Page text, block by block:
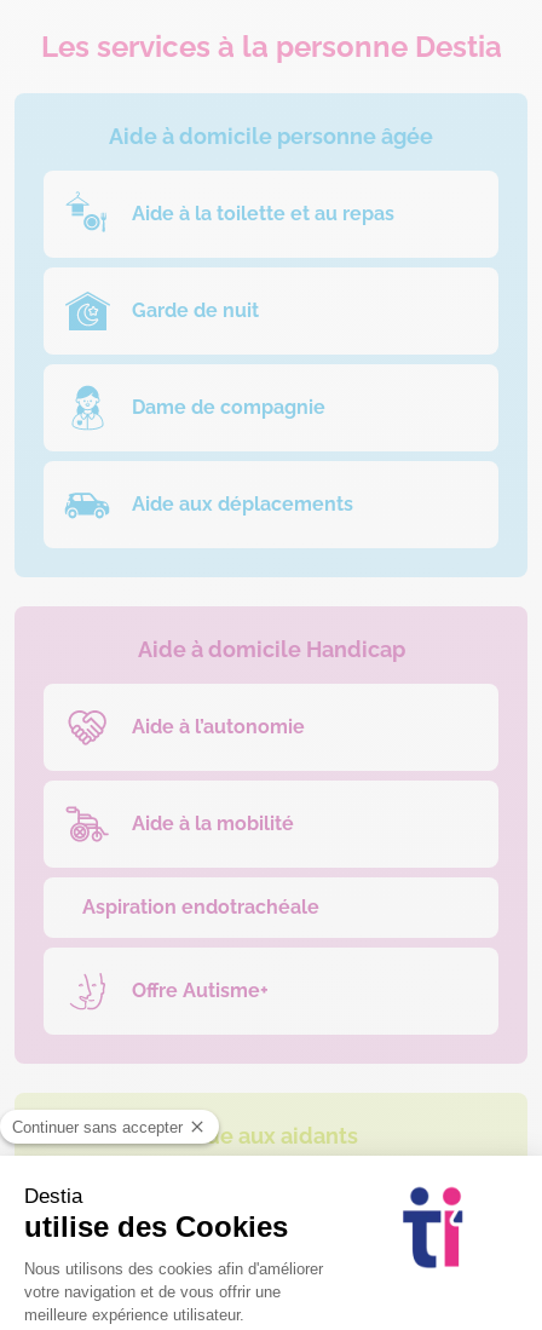
Les services à la personne Destia
Aide à domicile personne âgée
Aide à la toilette et au repas
Garde de nuit
Dame de compagnie
Aide aux déplacements
Aide à domicile Handicap
Aide à l’autonomie
Aide à la mobilité
Aspiration endotrachéale
Offre Autisme+
Aide aux aidants
Solution de relais à domicile
Solution de relais sur lieu de
vacances